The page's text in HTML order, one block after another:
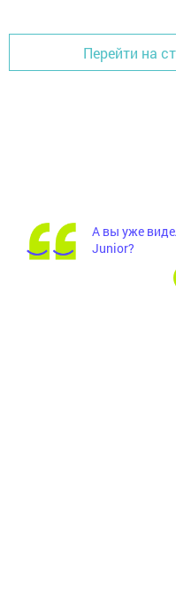
Перейти на
А вы уже
Junior?